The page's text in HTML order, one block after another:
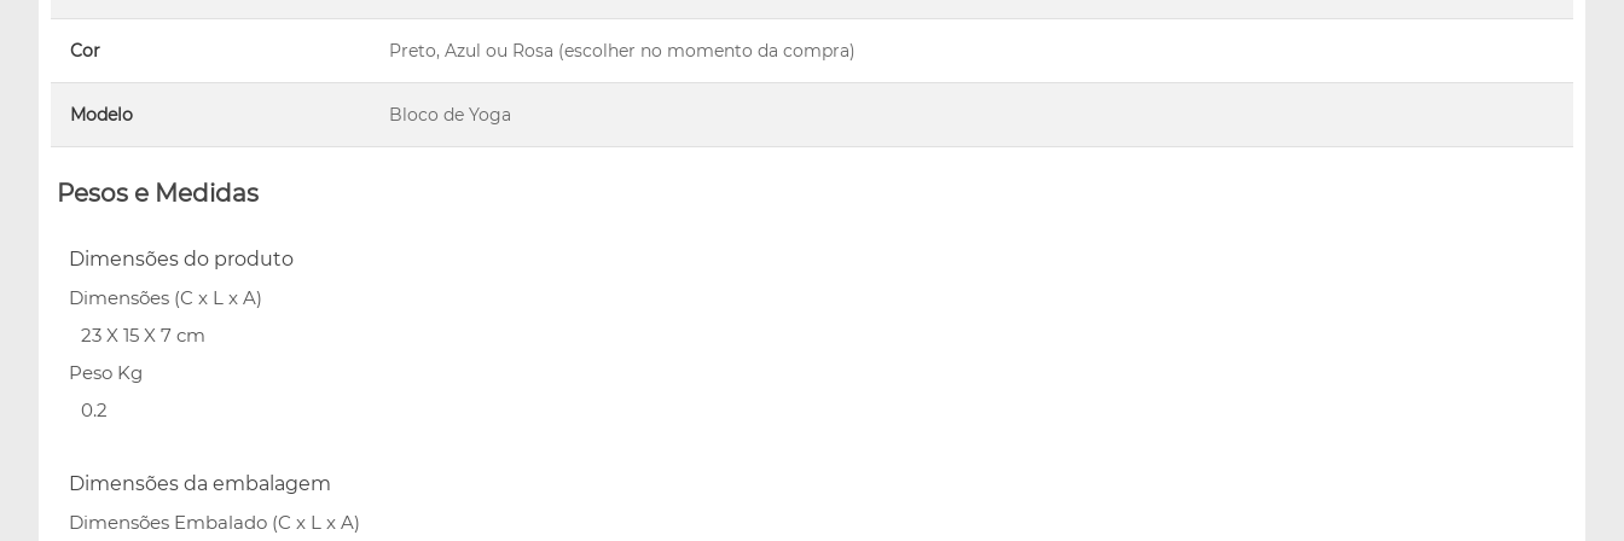
Cor Preto, Azul ou Rosa (escolher no momento da compra)
Modelo Bloco de Yoga
Pesos e Medidas
Dimensões do produto
Dimensões (C x L x A)
23 X 15 X 7 cm
Peso Kg
0.2
Dimensões da embalagem
Dimensões Embalado (C x L x A)